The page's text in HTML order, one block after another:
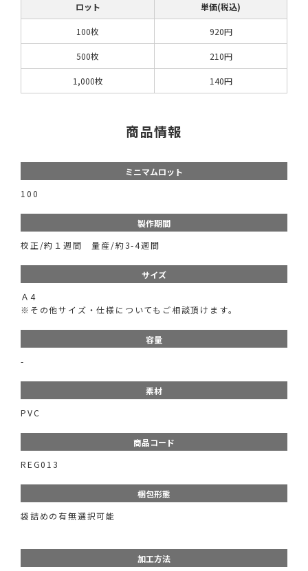
ロット 単価(税込)
100枚 920円
500枚 210円
1,000枚 140円
商品情報
ミニマムロット
100
製作期間
校正/約１週間 量産/約3-4週間
サイズ
Ａ4
※その他サイズ・仕様についてもご相談頂けます。
容量
-
素材
PVC
商品コード
REG013
梱包形態
袋詰めの有無選択可能
加工方法